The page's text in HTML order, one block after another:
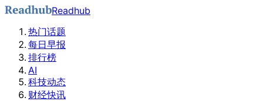
Readhub
热门话题
每日早报
排行榜
AI
科技动态
财经快讯